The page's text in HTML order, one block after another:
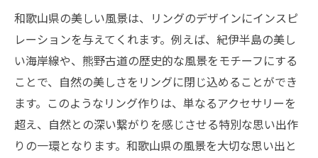
和歌山県の美しい風景は、リングのデザインにインスピ
レーションを与えてくれます。例えば、紀伊半島の美し
い海岸線や、熊野古道の歴史的な風景をモチーフにする
ことで、自然の美しさをリングに閉じ込めることができ
ます。このようなリング作りは、単なるアクセサリーを
超え、自然との深い繋がりを感じさせる特別な思い出作
りの一環となります。和歌山県の風景を大切な思い出と